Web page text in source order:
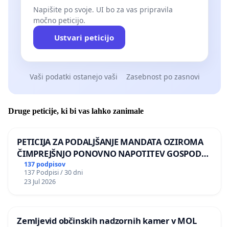
Napišite po svoje. UI bo za vas pripravila
močno peticijo.
Ustvari peticijo
Vaši podatki ostanejo vaši Zasebnost po zasnovi
Druge peticije, ki bi vas lahko zanimale
PETICIJA ZA PODALJŠANJE MANDATA OZIROMA
ČIMPREJŠNJO PONOVNO NAPOTITEV GOSPODA
BERNARDA ŠRAJNERJA NA VELEPOSLANIŠTVO
REPUBLIKE SLOVENIJE V MOSKVI
137 podpisov
137 Podpisi / 30 dni
23 Jul 2026
Zemljevid občinskih nadzornih kamer v MOL